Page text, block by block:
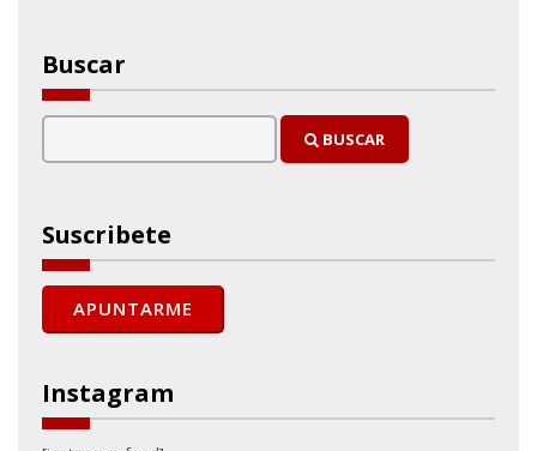
Buscar
BUSCAR
Suscribete
Instagram